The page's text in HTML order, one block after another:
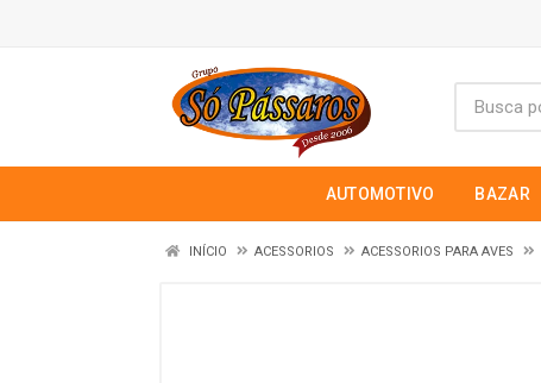
AUTOMOTIVO BAZAR
INÍCIO ACESSORIOS ACESSORIOS PARA AVES